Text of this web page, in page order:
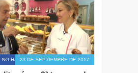
NO HAY COMENTARIOS
23 DE SEPTIEMBRE DE 2017